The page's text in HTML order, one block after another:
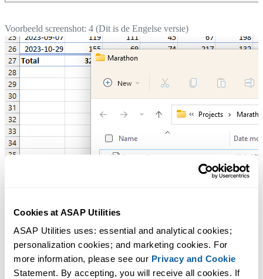
Cookies at ASAP Utilities
ASAP Utilities uses: essential and analytical cookies;
personalization cookies; and marketing cookies. For
more information, please see our Privacy and Cookie
Statement. By accepting, you will receive all cookies. If
Voorbeeld screenshot: 4 (Dit is de Engelse versie)